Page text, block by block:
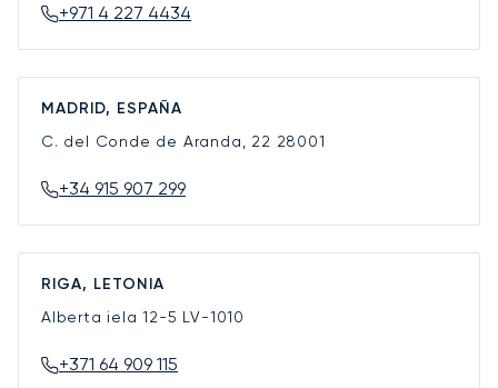
+971 4 227 4434
MADRID, ESPAÑA
C. del Conde de Aranda, 22 28001
+34 915 907 299
RIGA, LETONIA
Alberta iela 12-5 LV-1010
+371 64 909 115